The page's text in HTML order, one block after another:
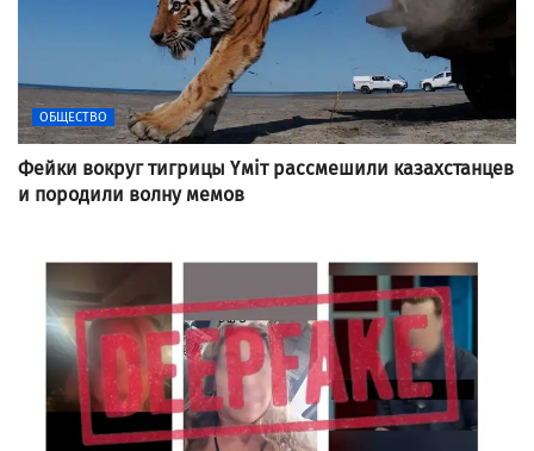
ОБЩЕСТВО
Фейки вокруг тигрицы Үміт рассмешили казахстанцев
и породили волну мемов